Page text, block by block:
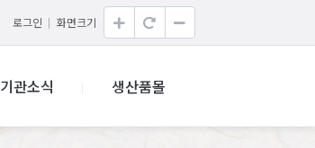
로그인 화면크기
기관소식 생산품몰